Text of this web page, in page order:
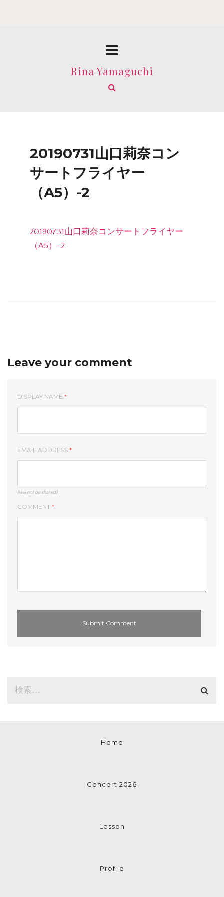
Rina Yamaguchi
20190731山口莉奈コン
サートフライヤー
（A5）-2
20190731山口莉奈コンサートフライヤー
（A5）-2
Leave your comment
DISPLAY NAME *
EMAIL ADDRESS *
(will not be shared)
COMMENT *
Home
Concert 2026
Lesson
Profile